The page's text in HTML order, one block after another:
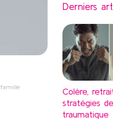
famille
Derniers
Colère,
stratégies
traumatique